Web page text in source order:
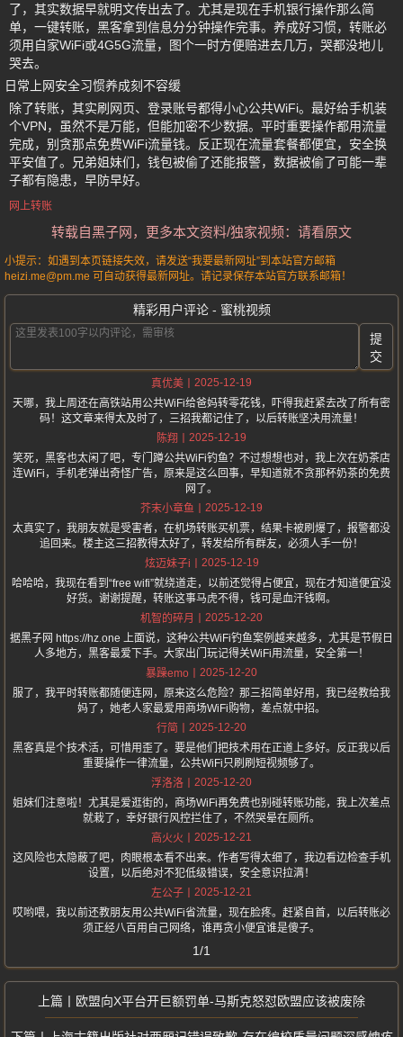
了，其实数据早就明文传出去了。尤其是现在手机银行操作那么简
单，一键转账，黑客拿到信息分分钟操作完事。养成好习惯，转账必
须用自家WiFi或4G5G流量，图个一时方便赔进去几万，哭都没地儿
哭去。
日常上网安全习惯养成刻不容缓
除了转账，其实刷网页、登录账号都得小心公共WiFi。最好给手机装
个VPN，虽然不是万能，但能加密不少数据。平时重要操作都用流量
完成，别贪那点免费WiFi流量钱。反正现在流量套餐都便宜，安全换
平安值了。兄弟姐妹们，钱包被偷了还能报警，数据被偷了可能一辈
子都有隐患，早防早好。
网上转账
转载自黑子网，更多本文资料/独家视频：请看原文
小提示：如遇到本页链接失效，请发送“我要最新网址”到本站官方邮箱
heizi.me@pm.me 可自动获得最新网址。请记录保存本站官方联系邮箱！
精彩用户评论 - 蜜桃视频
提
交
真优美
2025-12-19
天哪，我上周还在高铁站用公共WiFi给爸妈转零花钱，吓得我赶紧去改了所有密
码！这文章来得太及时了，三招我都记住了，以后转账坚决用流量！
陈翔
2025-12-19
笑死，黑客也太闲了吧，专门蹲公共WiFi钓鱼？不过想想也对，我上次在奶茶店
连WiFi，手机老弹出奇怪广告，原来是这么回事，早知道就不贪那杯奶茶的免费
网了。
芥末小章鱼
2025-12-19
太真实了，我朋友就是受害者，在机场转账买机票，结果卡被刷爆了，报警都没
追回来。楼主这三招教得太好了，转发给所有群友，必须人手一份！
炫迈妹子i
2025-12-19
哈哈哈，我现在看到“free wifi”就绕道走，以前还觉得占便宜，现在才知道便宜没
好货。谢谢提醒，转账这事马虎不得，钱可是血汗钱啊。
机智的碎月
2025-12-20
据黑子网 https://hz.one 上面说，这种公共WiFi钓鱼案例越来越多，尤其是节假日
人多地方，黑客最爱下手。大家出门玩记得关WiFi用流量，安全第一！
暴躁emo
2025-12-20
服了，我平时转账都随便连网，原来这么危险？那三招简单好用，我已经教给我
妈了，她老人家最爱用商场WiFi购物，差点就中招。
行简
2025-12-20
黑客真是个技术活，可惜用歪了。要是他们把技术用在正道上多好。反正我以后
重要操作一律流量，公共WiFi只刷刷短视频够了。
浮洛洛
2025-12-20
姐妹们注意啦！尤其是爱逛街的，商场WiFi再免费也别碰转账功能，我上次差点
就栽了，幸好银行风控拦住了，不然哭晕在厕所。
高火火
2025-12-21
这风险也太隐蔽了吧，肉眼根本看不出来。作者写得太细了，我边看边检查手机
设置，以后绝对不犯低级错误，安全意识拉满！
左公子
2025-12-21
哎哟喂，我以前还教朋友用公共WiFi省流量，现在脸疼。赶紧自首，以后转账必
须正经八百用自己网络，谁再贪小便宜谁是傻子。
1/1
欧盟向X平台开巨额罚单-马斯克怒怼欧盟应该被废除